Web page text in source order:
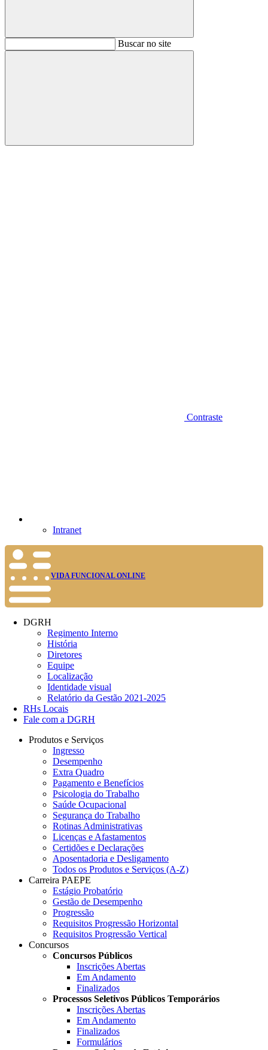
BuscarBuscar no site
Buscar
Contraste
Intranet
VIDA FUNCIONAL ONLINE
DGRH
Regimento Interno
História
Diretores
Equipe
Localização
Identidade visual
Relatório da Gestão 2021-2025
RHs Locais
Fale com a DGRH
Produtos e Serviços
Ingresso
Desempenho
Extra Quadro
Pagamento e Benefícios
Psicologia do Trabalho
Saúde Ocupacional
Segurança do Trabalho
Rotinas Administrativas
Licenças e Afastamentos
Certidões e Declarações
Aposentadoria e Desligamento
Todos os Produtos e Serviços (A-Z)
Carreira PAEPE
Estágio Probatório
Gestão de Desempenho
Progressão
Requisitos Progressão Horizontal
Requisitos Progressão Vertical
Concursos
Concursos Públicos
Inscrições Abertas
Em Andamento
Finalizados
Processos Seletivos Públicos Temporários
Inscrições Abertas
Em Andamento
Finalizados
Formulários